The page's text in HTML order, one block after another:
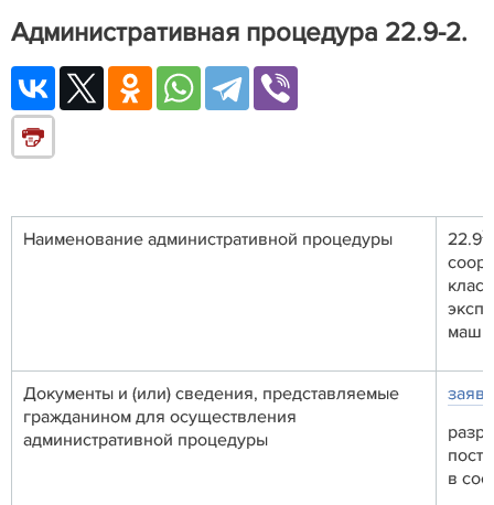
Административная процедура 22.9-2.
Наименование административной процедуры 22.92
Документы и (или) сведения, представляемые
гражданином для осуществления
административной процедуры
в